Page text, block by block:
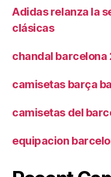
Adidas relanza la
clásicas
chandal barcelona
camisetas barça
camisetas del
equipacion